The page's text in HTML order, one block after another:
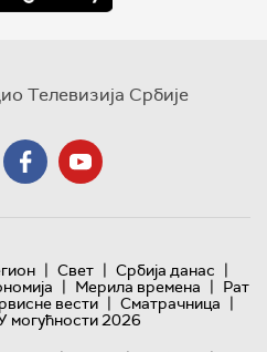
Телевизија Србије
| Свет | Србија данас |
| Мерила времена | Рат
вести | Сматрачница |
могућности 2026